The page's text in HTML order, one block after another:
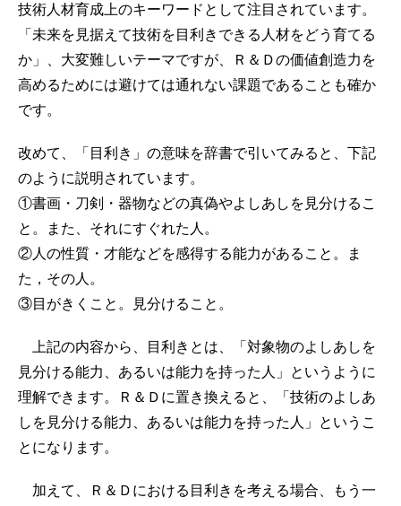
技術人材育成上のキーワードとして注目されています。
「未来を見据えて技術を目利きできる人材をどう育てる
か」、大変難しいテーマですが、Ｒ＆Ｄの価値創造力を
高めるためには避けては通れない課題であることも確か
です。
改めて、「目利き」の意味を辞書で引いてみると、下記
のように説明されています。
①書画・刀剣・器物などの真偽やよしあしを見分けるこ
と。また、それにすぐれた人。
②人の性質・才能などを感得する能力があること。ま
た，その人。
③目がきくこと。見分けること。
上記の内容から、目利きとは、「対象物のよしあしを
見分ける能力、あるいは能力を持った人」というように
理解できます。Ｒ＆Ｄに置き換えると、「技術のよしあ
しを見分ける能力、あるいは能力を持った人」というこ
とになります。
加えて、Ｒ＆Ｄにおける目利きを考える場合、もう一